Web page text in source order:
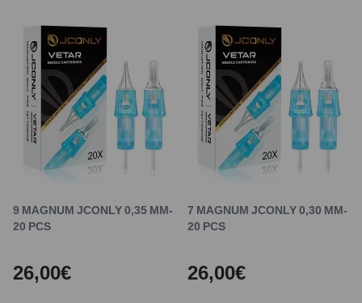
9 MAGNUM JCONLY 0,35 MM-
20 PCS
26,00€
7 MAGNUM JCONLY 0,30 MM-
20 PCS
26,00€